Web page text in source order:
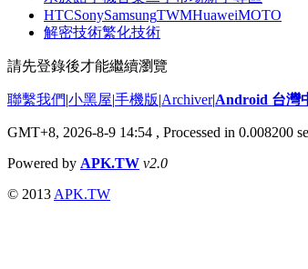
HTCSonySamsungTWMHuaweiMOTO
解密技術繁化技術
請先登錄後才能繼續瀏覽
聯繫我們|小黑屋|手機版|Archiver|Android 台灣
GMT+8, 2026-8-9 14:54 , Processed in 0.008200
Powered by APK.TW v2.0
© 2013 APK.TW